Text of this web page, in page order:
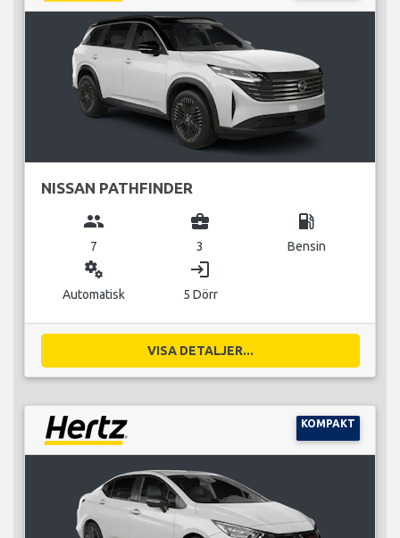
NISSAN PATHFINDER
group
7
business_center
3
local_gas_station
Bensin
miscellaneous_services
Automatisk
login
5 Dörr
VISA DETALJER...
KOMPAKT